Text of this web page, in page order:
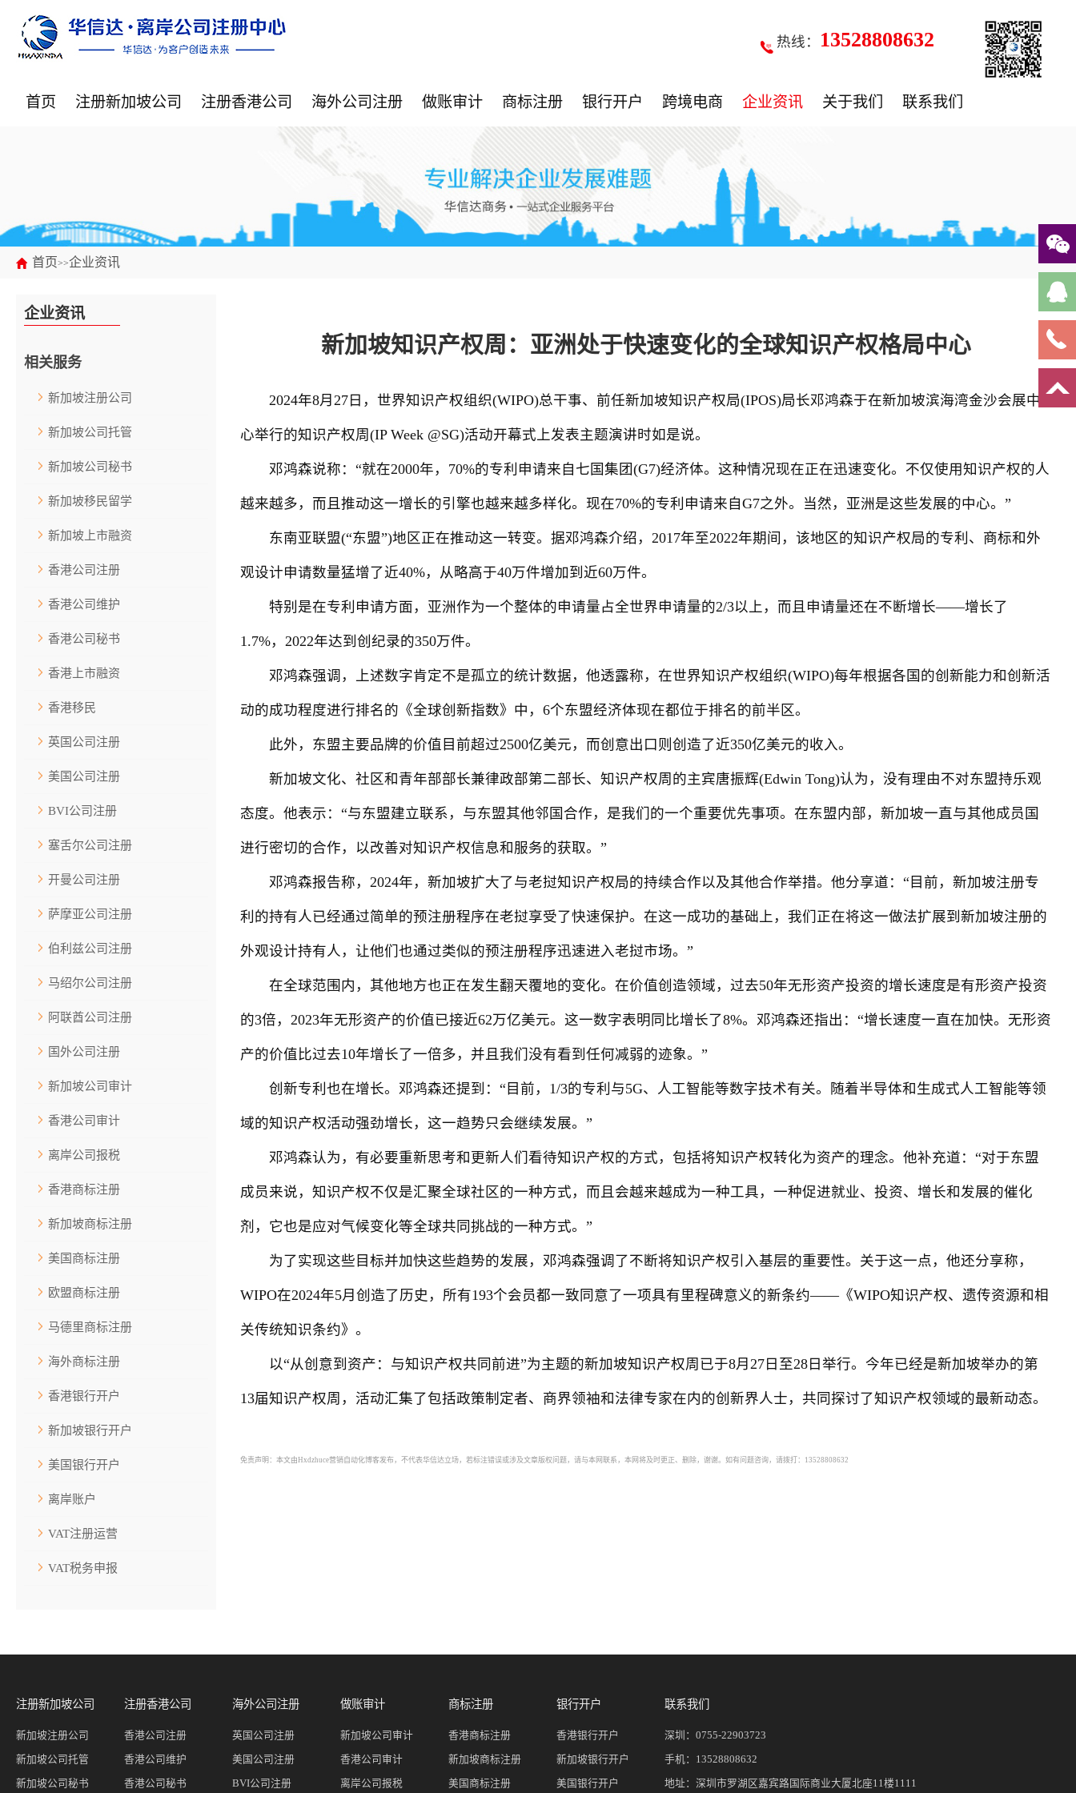
热线： 13528808632
首页 注册新加坡公司 注册香港公司 海外公司注册 做账审计 商标注册 银行开户 跨境电商 企业资讯 关于我们 联系我们
首页>>企业资讯
企业资讯
相关服务
新加坡注册公司
新加坡公司托管
新加坡公司秘书
新加坡移民留学
新加坡上市融资
香港公司注册
香港公司维护
香港公司秘书
香港上市融资
香港移民
英国公司注册
美国公司注册
BVI公司注册
塞舌尔公司注册
开曼公司注册
萨摩亚公司注册
伯利兹公司注册
马绍尔公司注册
阿联酋公司注册
国外公司注册
新加坡公司审计
香港公司审计
离岸公司报税
香港商标注册
新加坡商标注册
美国商标注册
欧盟商标注册
马德里商标注册
海外商标注册
香港银行开户
新加坡银行开户
美国银行开户
离岸账户
VAT注册运营
VAT税务申报
新加坡知识产权周：亚洲处于快速变化的全球知识产权格局中心
2024年8月27日，世界知识产权组织(WIPO)总干事、前任新加坡知识产权局(IPOS)局长邓鸿森于在新加坡滨海湾金沙会展中
心举行的知识产权周(IP Week @SG)活动开幕式上发表主题演讲时如是说。
邓鸿森说称：“就在2000年，70%的专利申请来自七国集团(G7)经济体。这种情况现在正在迅速变化。不仅使用知识产权的人
越来越多，而且推动这一增长的引擎也越来越多样化。现在70%的专利申请来自G7之外。当然，亚洲是这些发展的中心。”
东南亚联盟(“东盟”)地区正在推动这一转变。据邓鸿森介绍，2017年至2022年期间，该地区的知识产权局的专利、商标和外
观设计申请数量猛增了近40%，从略高于40万件增加到近60万件。
特别是在专利申请方面，亚洲作为一个整体的申请量占全世界申请量的2/3以上，而且申请量还在不断增长——增长了
1.7%，2022年达到创纪录的350万件。
邓鸿森强调，上述数字肯定不是孤立的统计数据，他透露称，在世界知识产权组织(WIPO)每年根据各国的创新能力和创新活
动的成功程度进行排名的《全球创新指数》中，6个东盟经济体现在都位于排名的前半区。
此外，东盟主要品牌的价值目前超过2500亿美元，而创意出口则创造了近350亿美元的收入。
新加坡文化、社区和青年部部长兼律政部第二部长、知识产权周的主宾唐振辉(Edwin Tong)认为，没有理由不对东盟持乐观
态度。他表示：“与东盟建立联系，与东盟其他邻国合作，是我们的一个重要优先事项。在东盟内部，新加坡一直与其他成员国
进行密切的合作，以改善对知识产权信息和服务的获取。”
邓鸿森报告称，2024年，新加坡扩大了与老挝知识产权局的持续合作以及其他合作举措。他分享道：“目前，新加坡注册专
利的持有人已经通过简单的预注册程序在老挝享受了快速保护。在这一成功的基础上，我们正在将这一做法扩展到新加坡注册的
外观设计持有人，让他们也通过类似的预注册程序迅速进入老挝市场。”
在全球范围内，其他地方也正在发生翻天覆地的变化。在价值创造领域，过去50年无形资产投资的增长速度是有形资产投资
的3倍，2023年无形资产的价值已接近62万亿美元。这一数字表明同比增长了8%。邓鸿森还指出：“增长速度一直在加快。无形资
产的价值比过去10年增长了一倍多，并且我们没有看到任何减弱的迹象。”
创新专利也在增长。邓鸿森还提到：“目前，1/3的专利与5G、人工智能等数字技术有关。随着半导体和生成式人工智能等领
域的知识产权活动强劲增长，这一趋势只会继续发展。”
邓鸿森认为，有必要重新思考和更新人们看待知识产权的方式，包括将知识产权转化为资产的理念。他补充道：“对于东盟
成员来说，知识产权不仅是汇聚全球社区的一种方式，而且会越来越成为一种工具，一种促进就业、投资、增长和发展的催化
剂，它也是应对气候变化等全球共同挑战的一种方式。”
为了实现这些目标并加快这些趋势的发展，邓鸿森强调了不断将知识产权引入基层的重要性。关于这一点，他还分享称，
WIPO在2024年5月创造了历史，所有193个会员都一致同意了一项具有里程碑意义的新条约——《WIPO知识产权、遗传资源和相
关传统知识条约》。
以“从创意到资产：与知识产权共同前进”为主题的新加坡知识产权周已于8月27日至28日举行。今年已经是新加坡举办的第
13届知识产权周，活动汇集了包括政策制定者、商界领袖和法律专家在内的创新界人士，共同探讨了知识产权领域的最新动态。
免责声明：本文由Hxdzhuce营销自动化博客发布，不代表华信达立场，若标注错误或涉及文章版权问题，请与本网联系，本网将及时更正、删除，谢谢。如有问题咨询，请拨打：13528808632
注册新加坡公司
新加坡注册公司
新加坡公司托管
新加坡公司秘书
注册香港公司
香港公司注册
香港公司维护
香港公司秘书
海外公司注册
英国公司注册
美国公司注册
BVI公司注册
做账审计
新加坡公司审计
香港公司审计
离岸公司报税
商标注册
香港商标注册
新加坡商标注册
美国商标注册
银行开户
香港银行开户
新加坡银行开户
美国银行开户
联系我们
深圳：0755-22903723
手机： 13528808632
地址：深圳市罗湖区嘉宾路国际商业大厦北座11楼1111